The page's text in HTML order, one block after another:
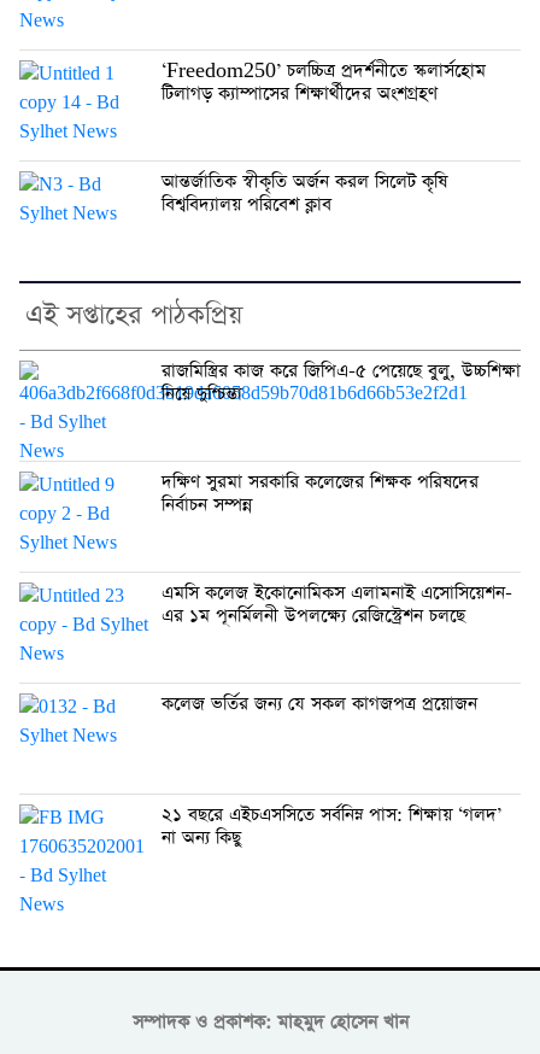
‘Freedom250’ চলচ্চিত্র প্রদর্শনীতে স্কলার্সহোম
টিলাগড় ক্যাম্পাসের শিক্ষার্থীদের অংশগ্রহণ
আন্তর্জাতিক স্বীকৃতি অর্জন করল সিলেট কৃষি
বিশ্ববিদ্যালয় পরিবেশ ক্লাব
এই সপ্তাহের পাঠকপ্রিয়
রাজমিস্ত্রির কাজ করে জিপিএ-৫ পেয়েছে বুলু, উচ্চশিক্ষা
নিয়ে দুশ্চিন্তা
দক্ষিণ সুরমা সরকারি কলেজের শিক্ষক পরিষদের
নির্বাচন সম্পন্ন
এমসি কলেজ ইকোনোমিকস এলামনাই এসোসিয়েশন-
এর ১ম পূনর্মিলনী উপলক্ষ্যে রেজিস্ট্রেশন চলছে
কলেজ ভর্তির জন্য যে সকল কাগজপত্র প্রয়োজন
২১ বছরে এইচএসসিতে সর্বনিম্ন পাস: শিক্ষায় ‘গলদ’
না অন্য কিছু
সম্পাদক ও প্রকাশক: মাহমুদ হোসেন খান